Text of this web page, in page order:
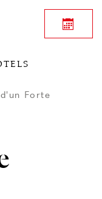
HOTELS
Forte